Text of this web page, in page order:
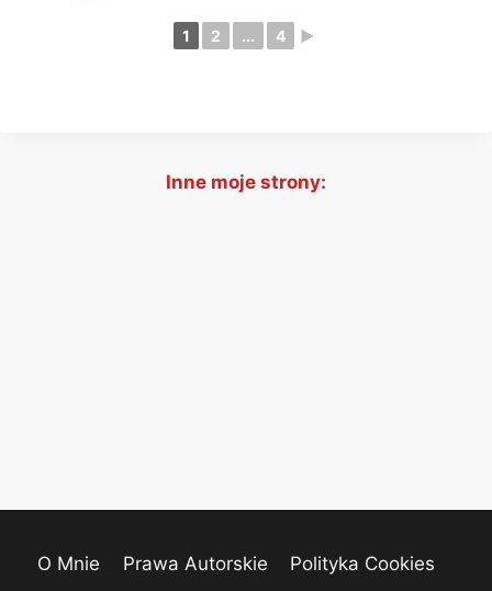
1 2 ... 4 ►
Inne moje strony:
O Mnie Prawa Autorskie
Polityka Cookies